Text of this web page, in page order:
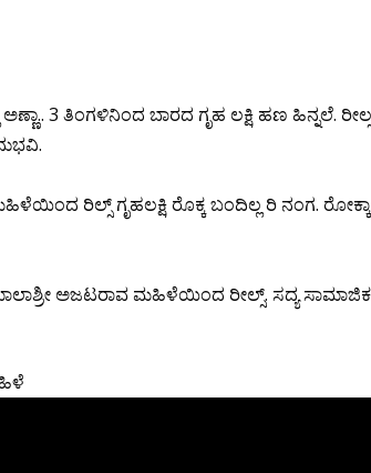
3 ತಿಂಗಳಿನಿಂದ ಬಾರದ ಗೃಹ ಲಕ್ಷಿ ಹಣ‌‌ ಹಿನ್ನಲೆ.
ರಿಲ್ಸ್ ಗೃಹಲಕ್ಷಿ ರೊಕ್ಕ ಬಂದಿಲ್ಲ ರಿ ನಂಗ. ರೋಕ್ಕಾ
ಅಜಟರಾವ ಮಹಿಳೆಯಿಂದ ರೀಲ್ಸ್. ಸದ್ಯ ಸಾಮಾಜಿಕ‌